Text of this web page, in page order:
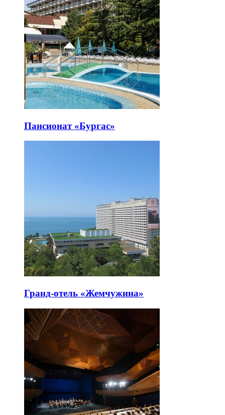
Пансионат «Бургас»
Гранд-отель «Жемчужина»